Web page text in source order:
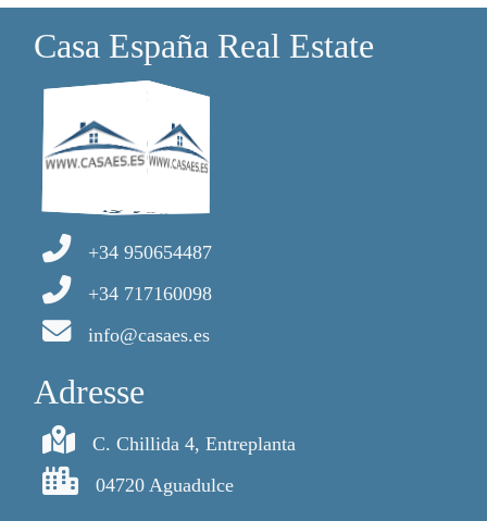
Casa España Real Estate
+34 950654487
+34 717160098
info@casaes.es
Adresse
C. Chillida 4, Entreplanta
04720 Aguadulce